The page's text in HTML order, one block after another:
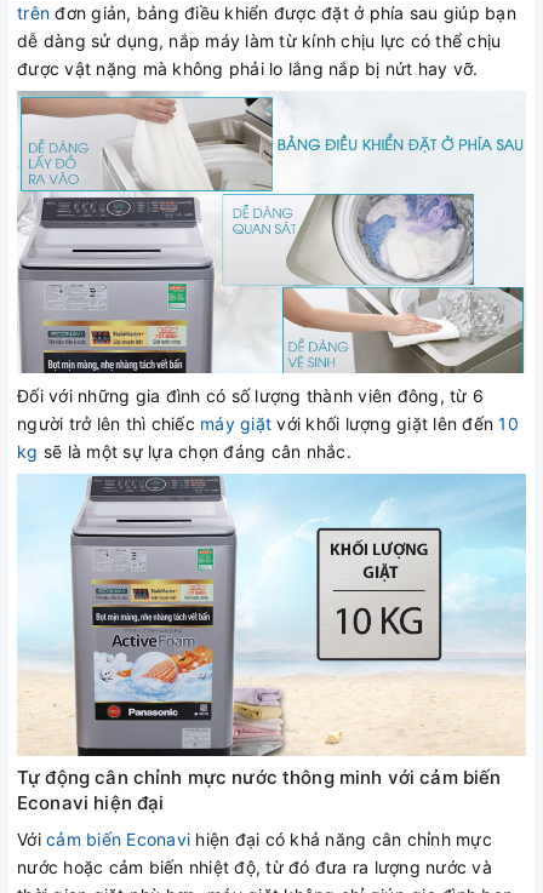
trên đơn giản, bảng điều khiển được đặt ở phía sau giúp bạn
dễ dàng sử dụng, nắp máy làm từ kính chịu lực có thể chịu
được vật nặng mà không phải lo lắng nắp bị nứt hay vỡ.
Đối với những gia đình có số lượng thành viên đông, từ 6
người trở lên thì chiếc máy giặt với khối lượng giặt lên đến10
kg sẽ là một sự lựa chọn đáng cân nhắc.
Tự động cân chỉnh mực nước thông minh với cảm biến
Econavi hiện đại
Với cảm biến Econavi hiện đại có khả năng cân chỉnh mực
nước hoặc cảm biến nhiệt độ, từ đó đưa ra lượng nước và